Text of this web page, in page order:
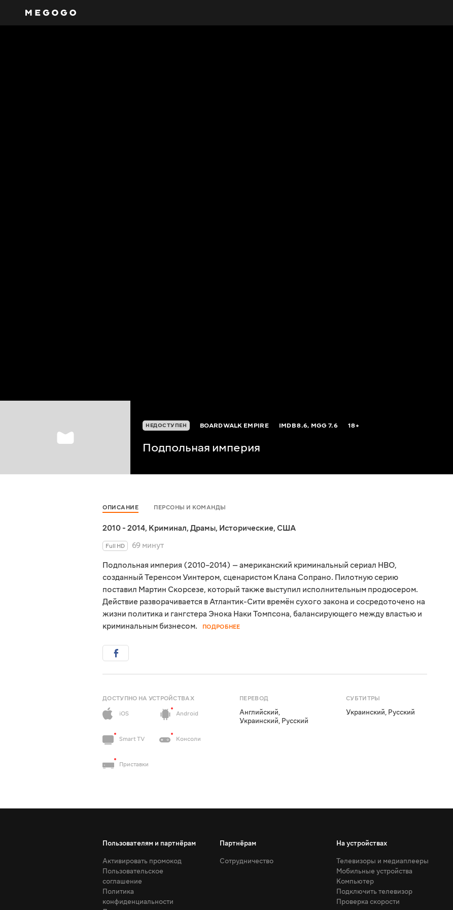
НЕДОСТУПЕН BOARDWALK EMPIRE IMDB8.6, MGG7.6 18+
Подпольная империя
ОПИСАНИЕ ПЕРСОНЫ И КОМАНДЫ
2010 - 2014, Криминал, Драмы, Исторические, США
Full HD
69 минут
Подпольная империя (2010–2014) — американский криминальный сериал HBO,
созданный Теренсом Уинтером, сценаристом Клана Сопрано. Пилотную серию
поставил Мартин Скорсезе, который также выступил исполнительным продюсером.
Действие разворачивается в Атлантик-Сити времён сухого закона и сосредоточено на
жизни политика и гангстера Энока Наки Томпсона, балансирующего между властью и
криминальным бизнесом.
ПОДРОБНЕЕ
ДОСТУПНО НА УСТРОЙСТВАХ
iOS
Android
Smart TV Консоли
Приставки
ПЕРЕВОД
Английский,
Украинский, Русский
СУБТИТРЫ
Украинский, Русский
Пользователям и партнёрам
Активировать промокод
Пользовательское
соглашение
Политика
конфиденциальности
Партнёрам
Сотрудничество
На устройствах
Телевизоры и медиаплееры
Мобильные устройства
Компьютер
Подключить телевизор
Проверка скорости